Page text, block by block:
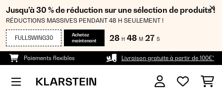
Jusqu’à 30 % de réduction sur une sélection de produits !
RÉDUCTIONS MASSIVES PENDANT 48 H SEULEMENT !
FULLSWING30
Achetez
maintenant
28 H 48 M 26 S
Paiements flexibles Livraison gratuite à partir de 100€*